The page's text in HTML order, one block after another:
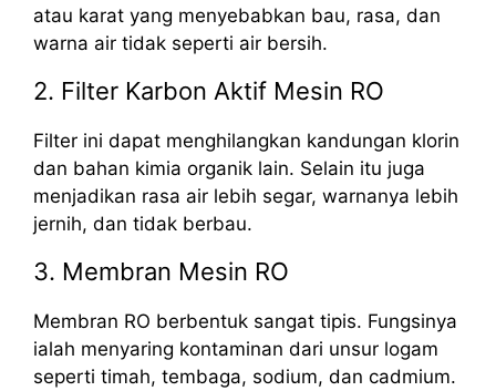
atau karat yang menyebabkan bau, rasa, dan
warna air tidak seperti air bersih.
2. Filter Karbon Aktif Mesin RO
Filter ini dapat menghilangkan kandungan klorin
dan bahan kimia organik lain. Selain itu juga
menjadikan rasa air lebih segar, warnanya lebih
jernih, dan tidak berbau.
3. Membran Mesin RO
Membran RO berbentuk sangat tipis. Fungsinya
ialah menyaring kontaminan dari unsur logam
seperti timah, tembaga, sodium, dan cadmium.